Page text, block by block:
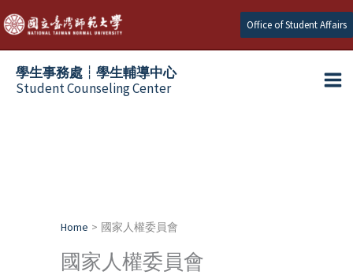
Skip
to
content
Office of Student Affairs
學生事務處┆學生輔導中心
Student Counseling Center
Home 國家人權委員會
國家人權委員會